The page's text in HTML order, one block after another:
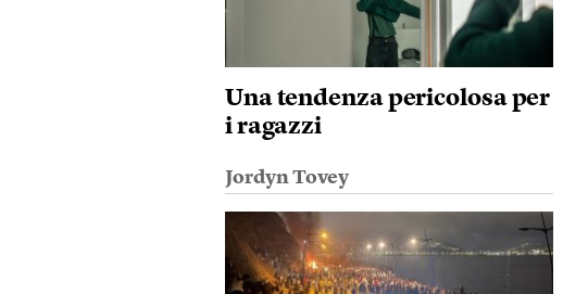
Una tendenza pericolosa per
i ragazzi
Jordyn Tovey